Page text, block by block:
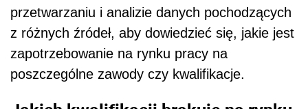
przetwarzaniu i analizie danych pochodzących
z różnych źródeł, aby dowiedzieć się, jakie jest
zapotrzebowanie na rynku pracy na
poszczególne zawody czy kwalifikacje.